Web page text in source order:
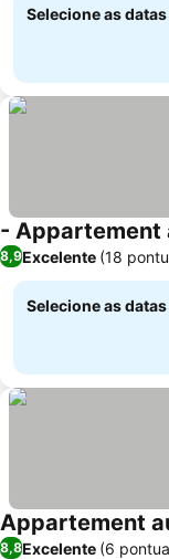
Selecione as
- Appartement
8,9Excelente (18
Selecione as
Appartement
8,8Excelente (6